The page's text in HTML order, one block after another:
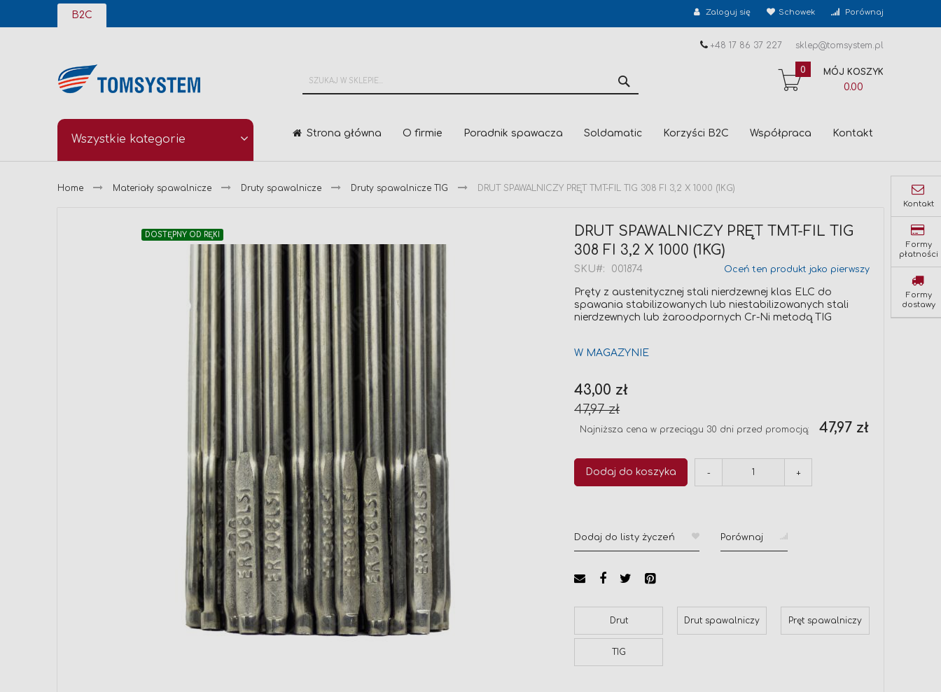
Przejdź
treści
B2C Zaloguj się Schowek Porównaj
+48 17 86 37 227 sklep@tomsystem.pl
MÓJ KOSZYK
0.00
0
Wszystkie kategorie Strona główna O firmie Poradnik spawacza Soldamatic Korzyści B2C Współpraca Kontakt
Home Materiały spawalnicze Druty spawalnicze Druty spawalnicze TIG DRUT SPAWALNICZY PRĘT TMT-FIL TIG 308 FI 3,2 X 1000 (1KG)
DOSTĘPNY OD RĘKI
DRUT SPAWALNICZY PRĘT TMT-FIL TIG
308 FI 3,2 X 1000 (1KG)
SKU 001874 Oceń ten produkt jako pierwszy
Pręty z austenitycznej stali nierdzewnej klas ELC do
spawania stabilizowanych lub niestabilizowanych stali
nierdzewnych lub żaroodpornych Cr-Ni metodą TIG
W MAGAZYNIE
Cena
promocyjna
43,00 zł
47,97 zł
Najniższa cena w przeciągu 30 dni przed promocją: 47,97 zł
Dodaj do koszyka - +
Dodaj do listy życzeń Porównaj
Drut Drut spawalniczy Pręt spawalniczy
TIG
Kontakt
Formy
płatności
Formy
dostawy